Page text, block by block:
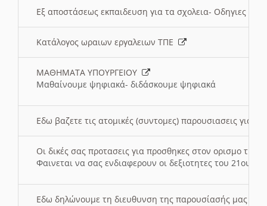
Εξ αποστάσεως εκπαιδευση για τα σχολεια- Οδηγιες
Κατάλογος ωραιων εργαλειων ΤΠΕ
ΜΑΘΗΜΑΤΑ ΥΠΟΥΡΓΕΙΟΥ
Μαθαίνουμε ψηφιακά- διδάσκουμε ψηφιακά
Εδω βαζετε τις ατομικές (συντομες) παρουσιασεις για
Οι δικές σας προτασεις για προσθηκες στον ορισμο
Φαινεται να σας ενδιαφερουν οι δεξιοτητες του 21ου
Εδω δηλώνουμε τη διευθυνση της παρουσίασής μας